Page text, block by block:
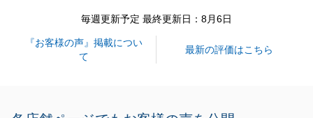
この度は、ありがとうございました。
今後とも引き続きよろしくお願い致します。
毎週更新予定 最終更新日：8月6日
『お客様の声』掲載につい
て
最新の評価はこちら